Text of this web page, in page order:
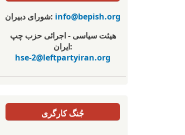
شورای دبیران: info@bepish.org
هیئت سیاسی - اجرائی حزب چپ
ایران:
hse-2@leftpartyiran.org
جُنگ کارگری